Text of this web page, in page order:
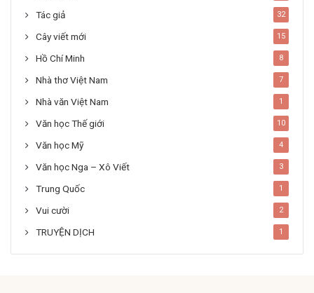
Tác giả 32
Cây viết mới 15
Hồ Chí Minh 8
Nhà thơ Việt Nam 7
Nhà văn Việt Nam 1
Văn học Thế giới 10
Văn học Mỹ 4
Văn học Nga – Xô Viết 3
Trung Quốc 1
Vui cười 2
TRUYỆN DỊCH 1